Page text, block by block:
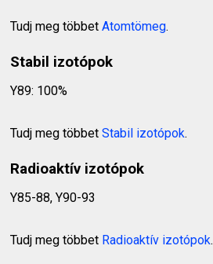
Tudj meg többetAtomtömeg.
Stabil izotópok
Y89: 100%
Tudj meg többetStabil izotópok.
Radioaktív izotópok
Y85-88, Y90-93
Tudj meg többet Radioaktív izotópok.